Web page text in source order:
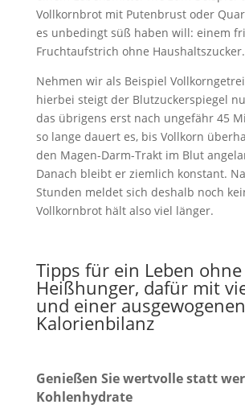
Vollkornbrot mit Putenbrust oder
es unbedingt süß haben will: einem
Fruchtaufstrich ohne Haushaltszucker.
Nehmen wir als Beispiel
hierbei steigt der Blutzuckerspiegel
das übrigens erst nach ungefähr 45
so lange dauert es, bis Vollkorn
den Magen-Darm-Trakt im Blut
Danach bleibt er ziemlich konstant.
Stunden meldet sich deshalb noch
Vollkornbrot hält also viel länger.
Tipps für ein Leben ohne
Heißhunger, dafür mit
und einer ausgewogenen
Kalorienbilanz
Genießen Sie wertvolle statt
Kohlenhydrate